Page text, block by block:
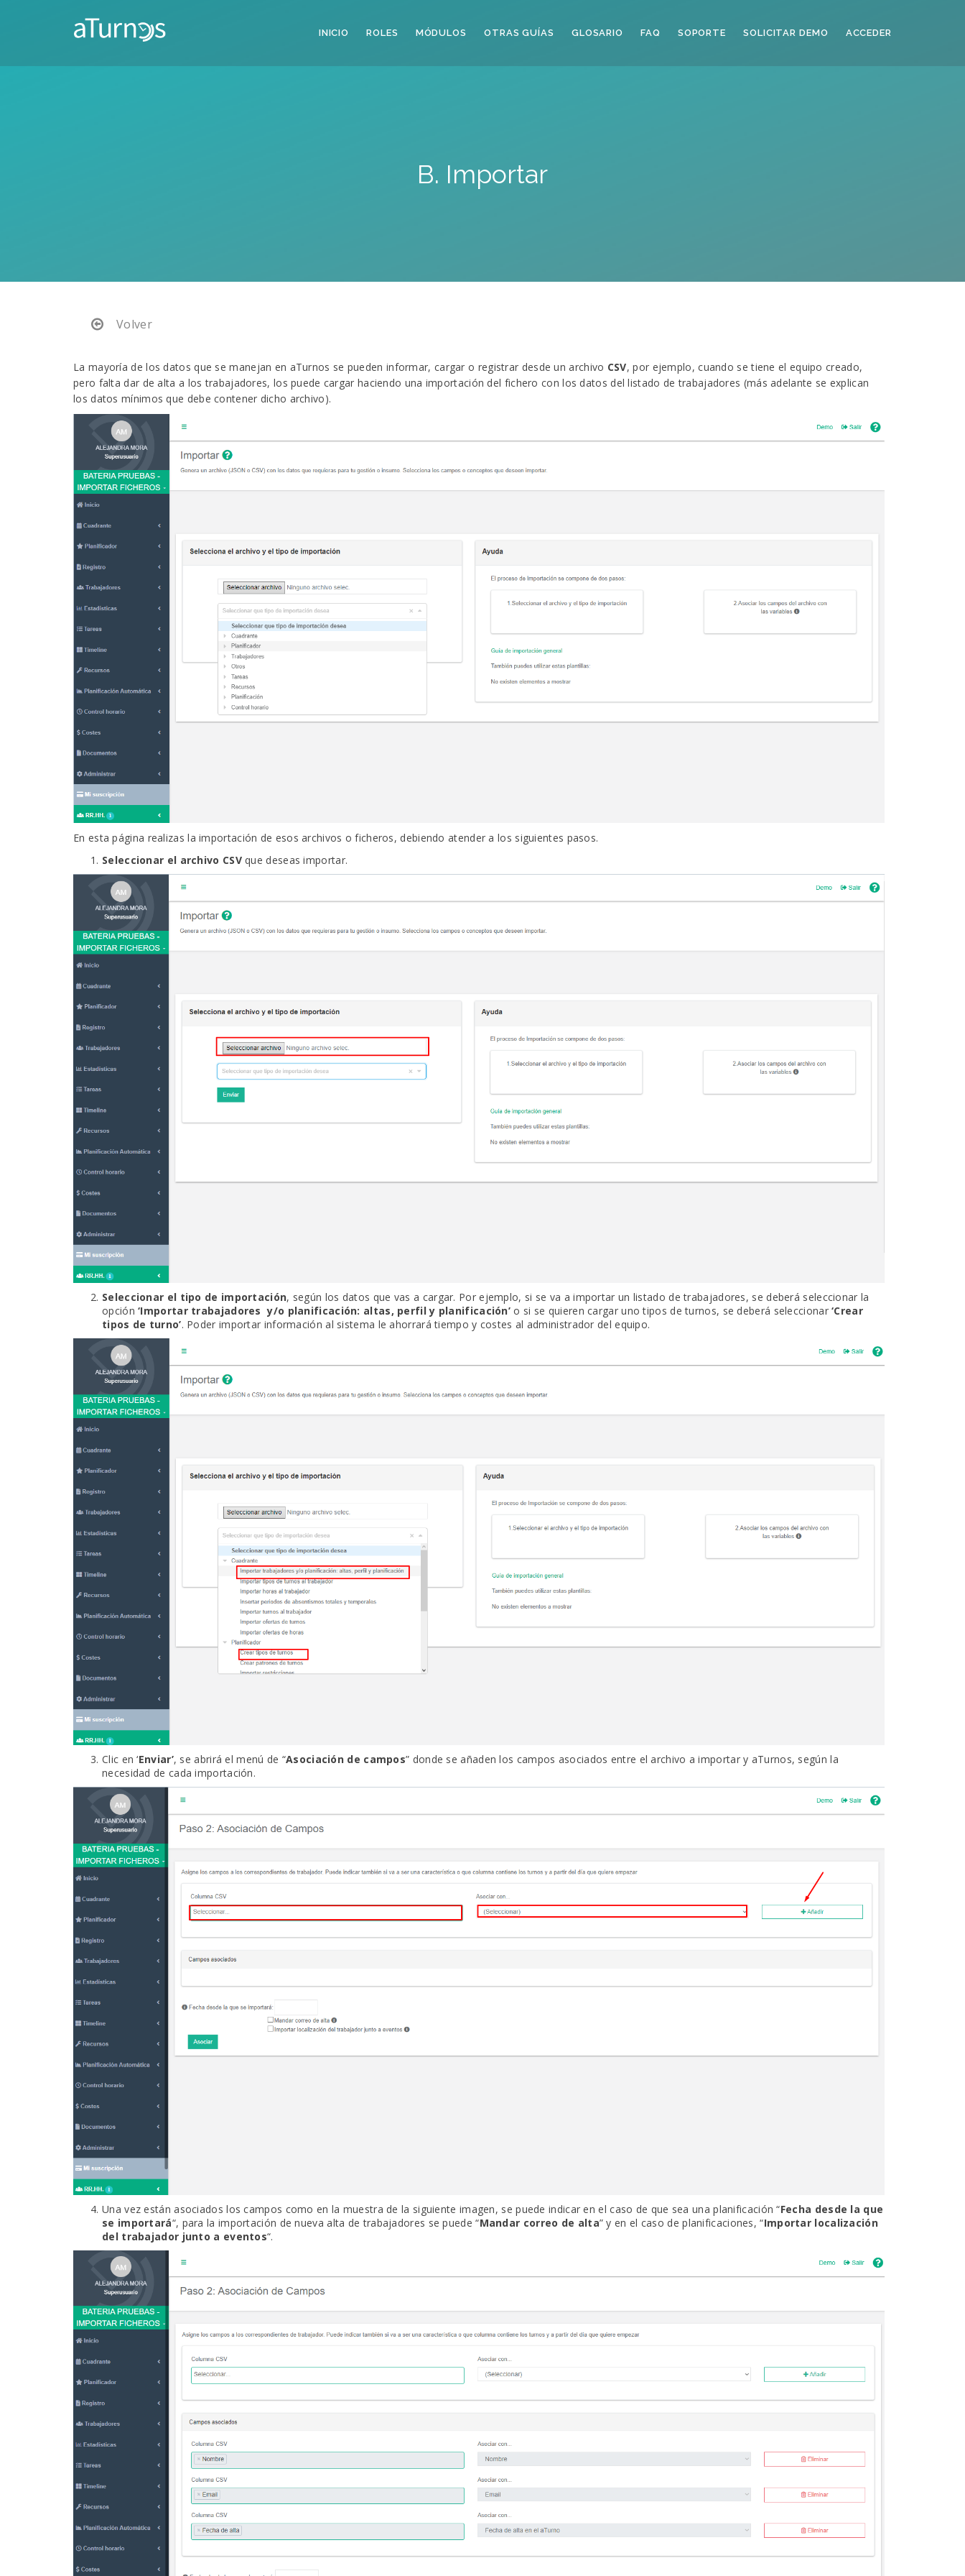
INICIO ROLES MÓDULOS OTRAS GUÍAS GLOSARIO FAQ SOPORTE SOLICITAR DEMO ACCEDER
B. Importar
Volver
La mayoría de los datos que se manejan en aTurnos se pueden informar, cargar o registrar desde un archivo CSV, por ejemplo, cuando se tiene el equipo creado,
pero falta dar de alta a los trabajadores, los puede cargar haciendo una importación del fichero con los datos del listado de trabajadores (más adelante se explican
los datos mínimos que debe contener dicho archivo).
En esta página realizas la importación de esos archivos o ficheros, debiendo atender a los siguientes pasos.
Seleccionar el archivo CSVque deseas importar.
Seleccionar el tipo de importación, según los datos que vas a cargar. Por ejemplo, si se va a importar un listado de trabajadores, se deberá seleccionar la
opción‘Importar trabajadores y/o planificación: altas, perfil y planificación’ o si se quieren cargar uno tipos de turnos, se deberá seleccionar‘Crear
tipos de turno’. Poder importar información al sistema le ahorrará tiempo y costes al administrador del equipo.
Clic en ‘Enviar’, se abrirá el menú de “Asociación de campos” donde se añaden los campos asociados entre el archivo a importar y aTurnos, según la
necesidad de cada importación.
Una vez están asociados los campos como en la muestra de la siguiente imagen, se puede indicar en el caso de que sea una planificación “Fecha desde la que
se importará“, para la importación de nueva alta de trabajadores se puede “Mandar correo de alta” y en el caso de planificaciones, “Importar localización
del trabajador junto a eventos“.